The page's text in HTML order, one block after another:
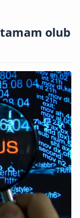
olub